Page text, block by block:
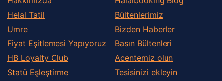
Helal Tatil
Umre
Fiyat Eşitlemesi Yapıyoruz
HB Loyalty Club
Statü Eşleştirme
Bültenlerimiz
Bizden Haberler
Basın Bültenleri
Acentemiz olun
Tesisinizi ekleyin